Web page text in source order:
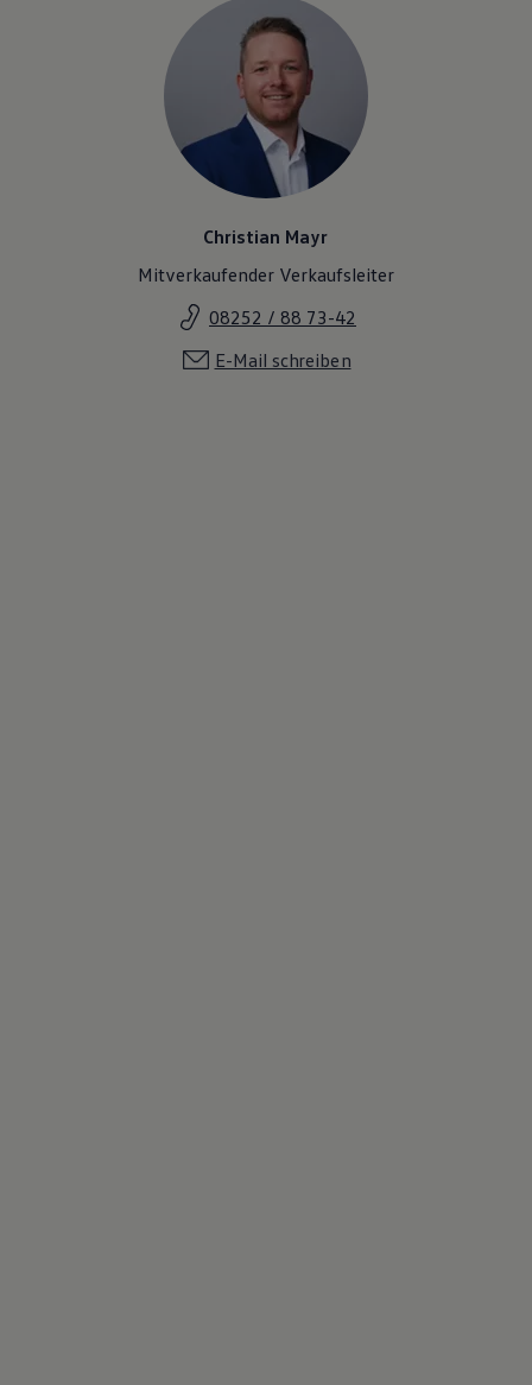
Christian Mayr
Mitverkaufender Verkaufsleiter
08252 / 88 73-42
E-Mail schreiben